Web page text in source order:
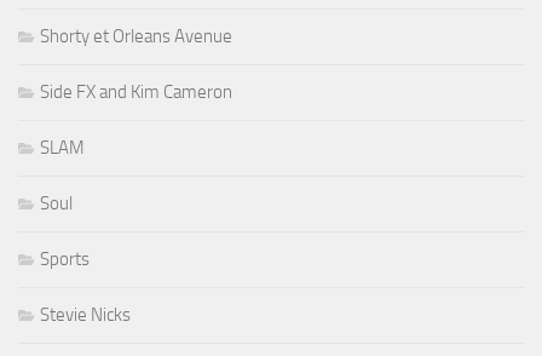
Shorty et Orleans Avenue
Side FX and Kim Cameron
SLAM
Soul
Sports
Stevie Nicks